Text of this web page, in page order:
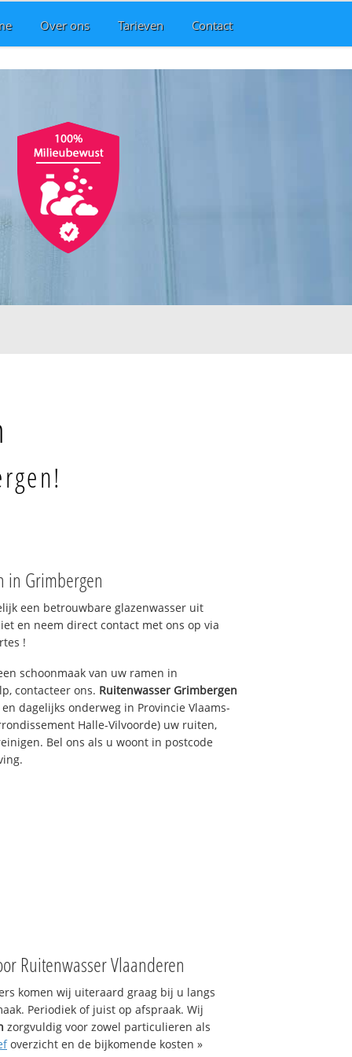
Over ons Tarieven Contact
in Grimbergen
een betrouwbare glazenwasser uit
en neem direct contact met ons op via
!
schoonmaak van uw ramen in
contacteer ons. Ruitenwasser Grimbergen
dagelijks onderweg in Provincie Vlaams-
Halle-Vilvoorde) uw ruiten,
Bel ons als u woont in postcode
Ruitenwasser Vlaanderen
komen wij uiteraard graag bij u langs
Periodiek of juist op afspraak. Wij
zorgvuldig voor zowel particulieren als
overzicht en de bijkomende kosten »